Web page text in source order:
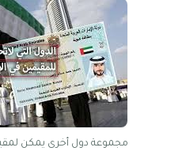
مجموعة دول أخرى يمكن لمقيم